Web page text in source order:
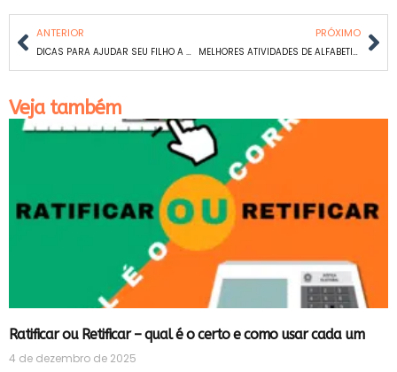
ANTERIOR
DICAS PARA AJUDAR SEU FILHO A MELHORAR EM MATEMÁTICA
PRÓXIMO
MELHORES ATIVIDADES DE ALFABETIZAÇÃO PARA AULAS ON-LINE E PRESENCIAIS: GUIA COMPLETO
Veja também
Ratificar ou Retificar – qual é o certo e como usar cada um
4 de dezembro de 2025